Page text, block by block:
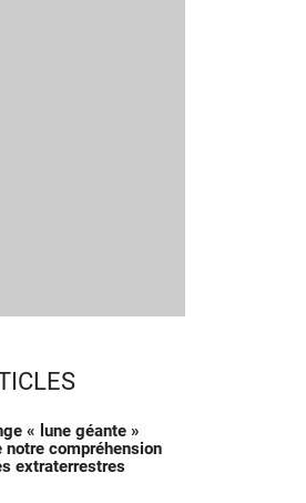
« lune géante »
notre compréhension
extraterrestres